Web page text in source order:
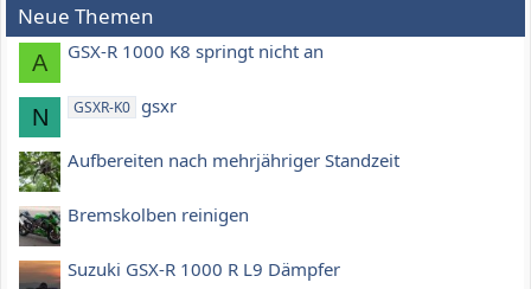
Neue Themen
A GSX-R 1000 K8 springt nicht an
N GSXR-K0 gsxr
Aufbereiten nach mehrjähriger Standzeit
Bremskolben reinigen
Suzuki GSX-R 1000 R L9 Dämpfer